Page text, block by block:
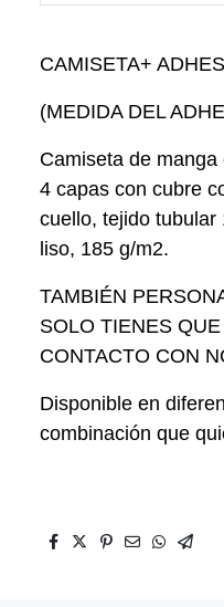
CAMISETA+
(MEDIDA DEL
Camiseta de
4 capas con cubre
cuello, tejido tubular
liso, 185 g/m2.
TAMBIÉN
SOLO TIENES
CONTACTO CON
Disponible en
combinación que